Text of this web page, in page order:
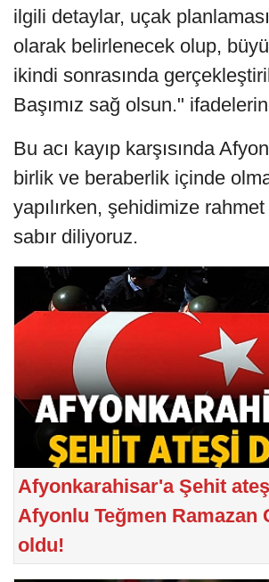
ilgili detaylar, uçak
olarak belirlenecek olup,
ikindi sonrasında
Başımız sağ olsun."
Bu acı kayıp karşısında
birlik ve beraberlik içinde olma
yapılırken, şehidimize
sabır diliyoruz.
Afyonkarahisar'a Şehit
Afyonlu Teğmen Ramazan
oldu!